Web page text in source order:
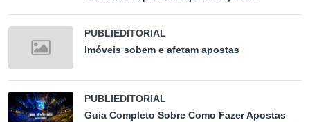
PUBLIEDITORIAL
Imóveis sobem e afetam apostas
PUBLIEDITORIAL
Guia Completo Sobre Como Fazer Apostas